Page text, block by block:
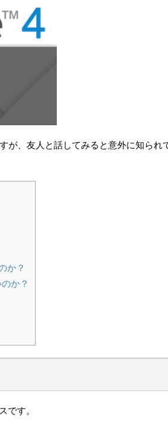
が、友人と話してみると意外に知られ
か？
か？
です。